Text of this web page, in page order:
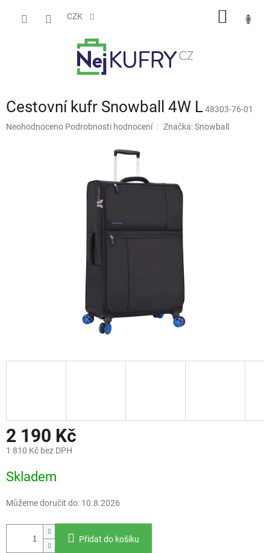
CZK
Cestovní kufr Snowball 4W L48303-76-01
Průměrné
Neohodnoceno Podrobnosti hodnocení Značka:Snowball
2 190 Kč
1 810 Kč bez DPH
cena:
Skladem
Můžeme doručit do: 10.8.2026
Přidat do košíku